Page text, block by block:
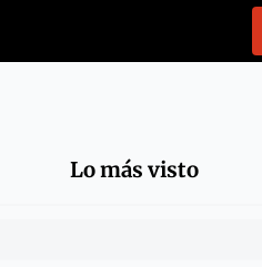
Lo más visto